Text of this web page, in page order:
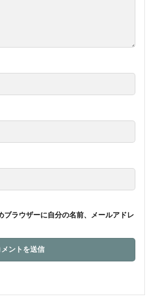
ブラウザーに自分の名前、メールアドレ